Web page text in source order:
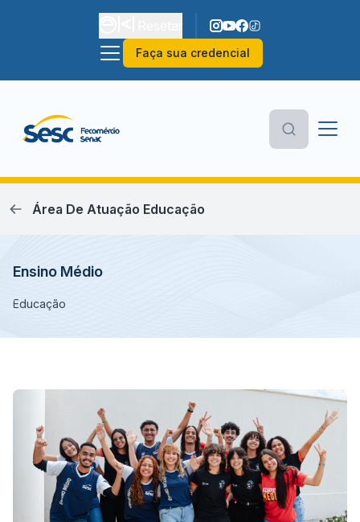
Faça sua credencial
Área De Atuação Educação
Ensino Médio
Educação